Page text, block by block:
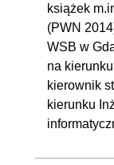
książek
(PWN
WSB w
na
kierownik
kierunku